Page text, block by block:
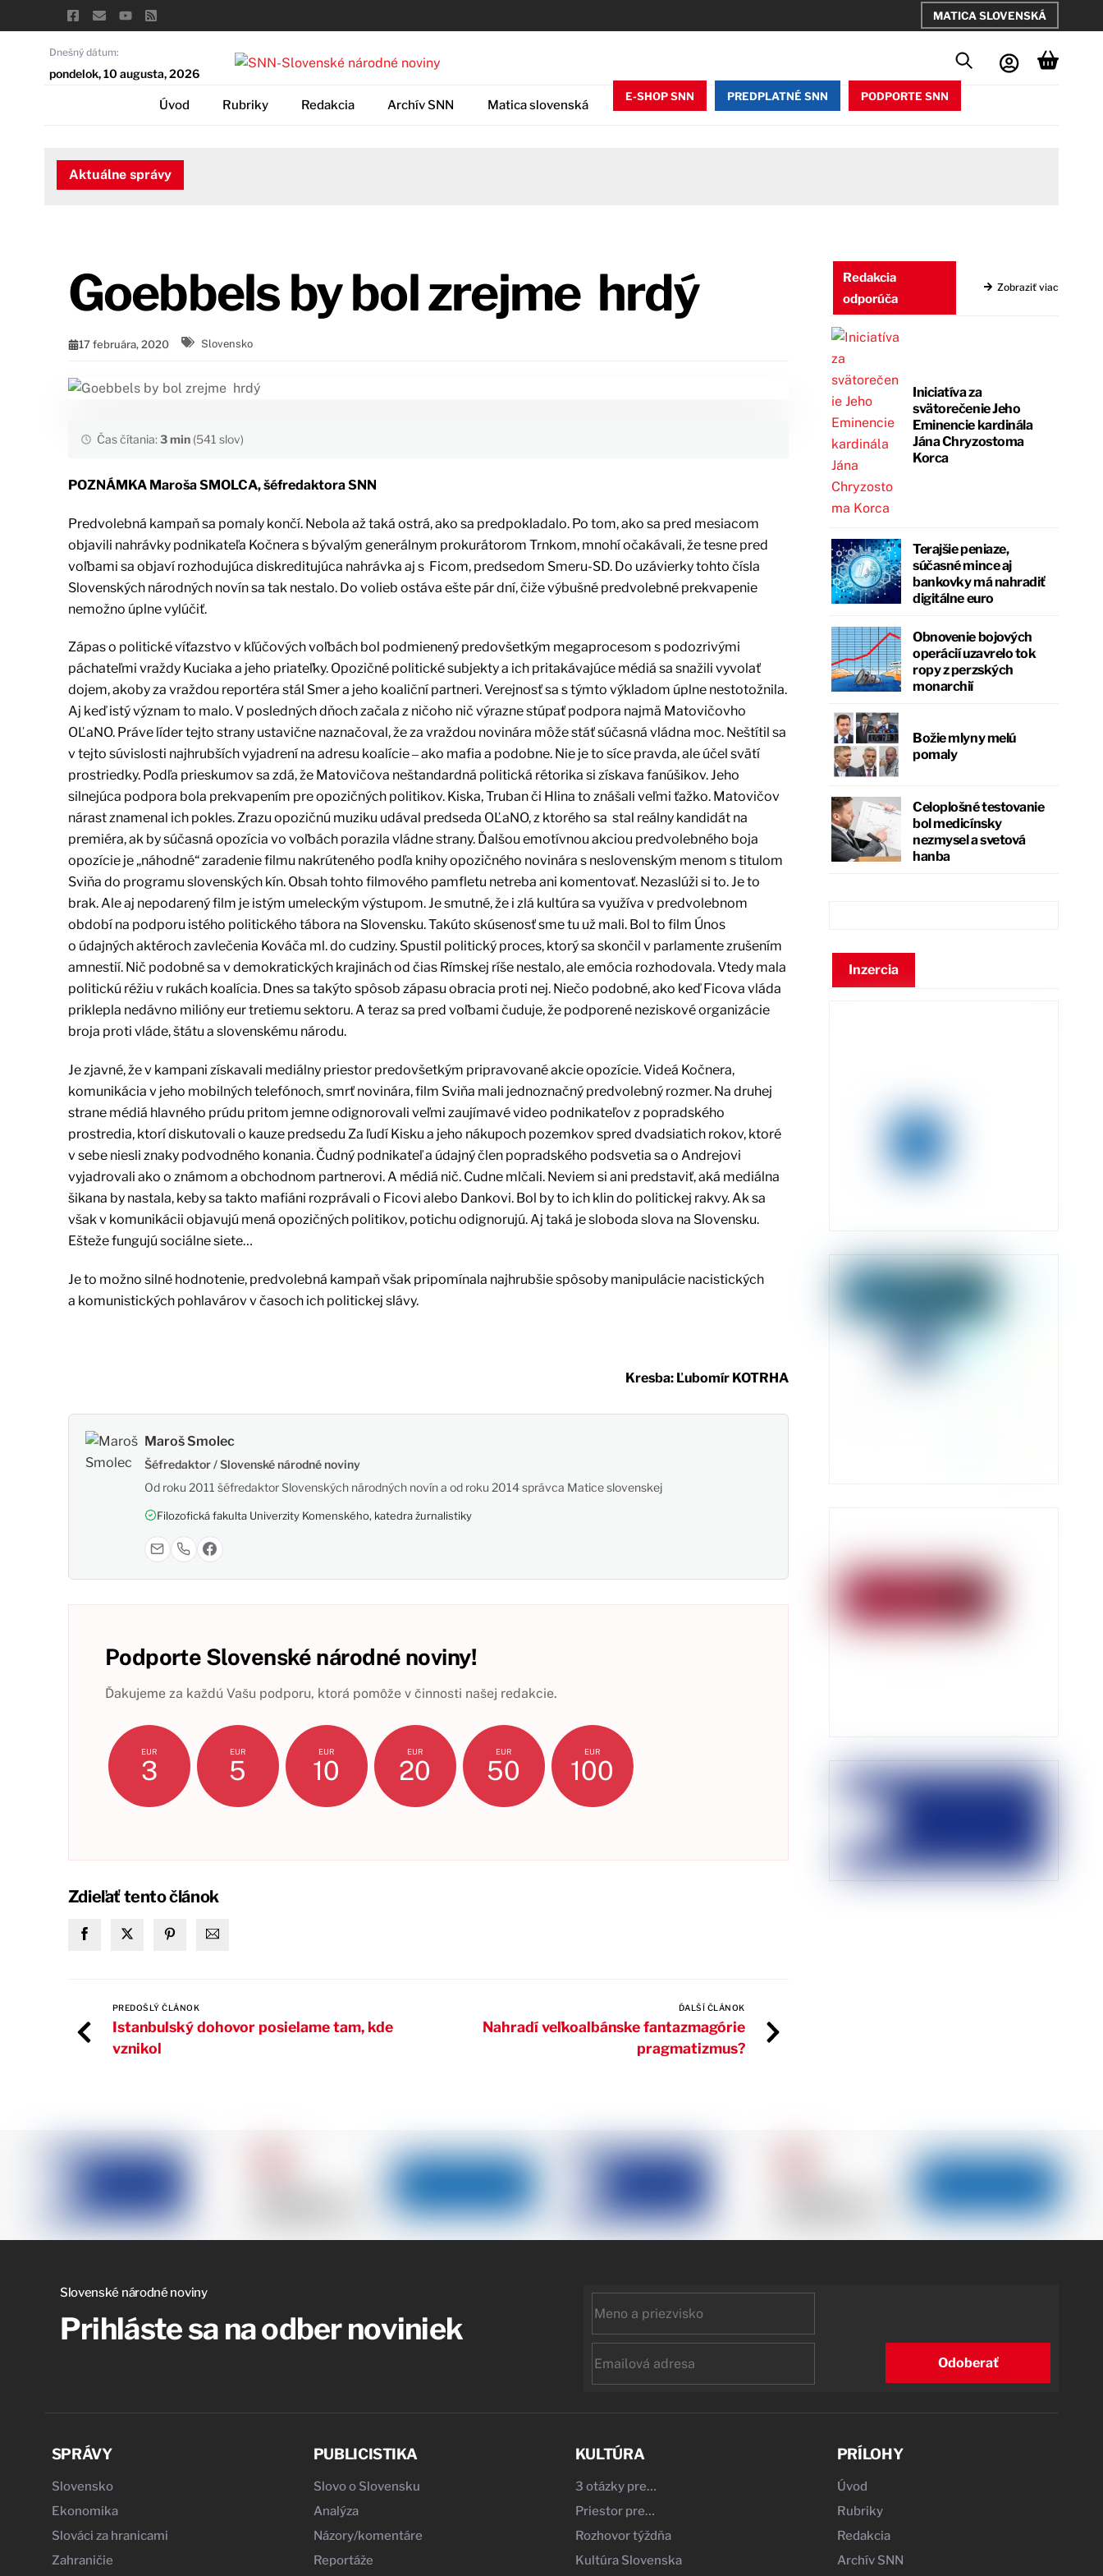
to
MATICA SLOVENSKÁ
Dnešný dátum:
pondelok, 10 augusta, 2026
Úvod Rubriky Redakcia Archív SNN Matica slovenská
E-SHOP SNN PREDPLATNÉ SNN PODPORTE SNN
Aktuálne správy
Goebbels by bol zrejme hrdý
17 februára, 2020 Slovensko
Čas čítania:3 min(541 slov)
POZNÁMKA Maroša SMOLCA, šéfredaktora SNN
Predvolebná kampaň sa pomaly končí. Nebola až taká ostrá, ako sa predpokladalo. Po tom, ako sa pred mesiacom
objavili nahrávky podnikateľa Kočnera s bývalým generálnym prokurátorom Trnkom, mnohí očakávali, že tesne pred
voľbami sa objaví rozhodujúca diskreditujúca nahrávka aj s Ficom, predsedom Smeru-SD. Do uzávierky tohto čísla
Slovenských národných novín sa tak nestalo. Do volieb ostáva ešte pár dní, čiže výbušné predvolebné prekvapenie
nemožno úplne vylúčiť.
Zápas o politické víťazstvo v kľúčových voľbách bol podmienený predovšetkým megaprocesom s podozrivými
páchateľmi vraždy Kuciaka a jeho priateľky. Opozičné politické subjekty a ich pritakávajúce médiá sa snažili vyvolať
dojem, akoby za vraždou reportéra stál Smer a jeho koaliční partneri. Verejnosť sa s týmto výkladom úplne nestotožnila.
Aj keď istý význam to malo. V posledných dňoch začala z ničoho nič výrazne stúpať podpora najmä Matovičovho
OĽaNO. Práve líder tejto strany ustavične naznačoval, že za vraždou novinára môže stáť súčasná vládna moc. Neštítil sa
v tejto súvislosti najhrubších vyjadrení na adresu koalície ‒ ako mafia a podobne. Nie je to síce pravda, ale účel svätí
prostriedky. Podľa prieskumov sa zdá, že Matovičova neštandardná politická rétorika si získava fanúšikov. Jeho
silnejúca podpora bola prekvapením pre opozičných politikov. Kiska, Truban či Hlina to znášali veľmi ťažko. Matovičov
nárast znamenal ich pokles. Zrazu opozičnú muziku udával predseda OĽaNO, z ktorého sa stal reálny kandidát na
premiéra, ak by súčasná opozícia vo voľbách porazila vládne strany. Ďalšou emotívnou akciou predvolebného boja
opozície je „náhodné“ zaradenie filmu nakrúteného podľa knihy opozičného novinára s neslovenským menom s titulom
Sviňa do programu slovenských kín. Obsah tohto filmového pamfletu netreba ani komentovať. Nezaslúži si to. Je to
brak. Ale aj nepodarený film je istým umeleckým výstupom. Je smutné, že i zlá kultúra sa využíva v predvolebnom
období na podporu istého politického tábora na Slovensku. Takúto skúsenosť sme tu už mali. Bol to film Únos
o údajných aktéroch zavlečenia Kováča ml. do cudziny. Spustil politický proces, ktorý sa skončil v parlamente zrušením
amnestií. Nič podobné sa v demokratických krajinách od čias Rímskej ríše nestalo, ale emócia rozhodovala. Vtedy mala
politickú réžiu v rukách koalícia. Dnes sa takýto spôsob zápasu obracia proti nej. Niečo podobné, ako keď Ficova vláda
priklepla nedávno milióny eur tretiemu sektoru. A teraz sa pred voľbami čuduje, že podporené neziskové organizácie
broja proti vláde, štátu a slovenskému národu.
Je zjavné, že v kampani získavali mediálny priestor predovšetkým pripravované akcie opozície. Videá Kočnera,
komunikácia v jeho mobilných telefónoch, smrť novinára, film Sviňa mali jednoznačný predvolebný rozmer. Na druhej
strane médiá hlavného prúdu pritom jemne odignorovali veľmi zaujímavé video podnikateľov z popradského
prostredia, ktorí diskutovali o kauze predsedu Za ľudí Kisku a jeho nákupoch pozemkov spred dvadsiatich rokov, ktoré
v sebe niesli znaky podvodného konania. Čudný podnikateľ a údajný člen popradského podsvetia sa o Andrejovi
vyjadrovali ako o známom a obchodnom partnerovi. A médiá nič. Cudne mlčali. Neviem si ani predstaviť, aká mediálna
šikana by nastala, keby sa takto mafiáni rozprávali o Ficovi alebo Dankovi. Bol by to ich klin do politickej rakvy. Ak sa
však v komunikácii objavujú mená opozičných politikov, potichu odignorujú. Aj taká je sloboda slova na Slovensku.
Ešteže fungujú sociálne siete…
Je to možno silné hodnotenie, predvolebná kampaň však pripomínala najhrubšie spôsoby manipulácie nacistických
a komunistických pohlavárov v časoch ich politickej slávy.
Kresba: Ľubomír KOTRHA
Maroš Smolec
Šéfredaktor / Slovenské národné noviny
Od roku 2011 šéfredaktor Slovenských národných novín a od roku 2014 správca Matice slovenskej
Filozofická fakulta Univerzity Komenského, katedra žurnalistiky
Podporte Slovenské národné noviny!
Ďakujeme za každú Vašu podporu, ktorá pomôže v činnosti našej redakcie.
EUR
3
EUR
5
EUR
10
EUR
20
EUR
50
EUR
100
Zdieľať tento článok
PREDOŠLÝ ČLÁNOK
Istanbulský dohovor posielame tam, kde
vznikol
ĎALŠÍ ČLÁNOK
Nahradí veľkoalbánske fantazmagórie
pragmatizmus?
Redakcia
odporúča
Zobraziť viac
Iniciatíva za
svätorečenie Jeho
Eminencie kardinála
Jána Chryzostoma
Korca
Terajšie peniaze,
súčasné mince aj
bankovky má nahradiť
digitálne euro
Obnovenie bojových
operácií uzavrelo tok
ropy z perzských
monarchií
Božie mlyny melú
pomaly
Celoplošné testovanie
bol medicínsky
nezmysel a svetová
hanba
Inzercia
Slovenské národné noviny
Prihláste sa na odber noviniek
name
Odoberať
SPRÁVY
Slovensko
Ekonomika
Slováci za hranicami
Zahraničie
PUBLICISTIKA
Slovo o Slovensku
Analýza
Názory/komentáre
Reportáže
KULTÚRA
3 otázky pre…
Priestor pre…
Rozhovor týždňa
Kultúra Slovenska
PRÍLOHY
Úvod
Rubriky
Redakcia
Archív SNN